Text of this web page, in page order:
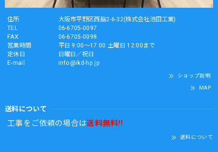
住所
大阪市平野区西脇2-6-32(株式会社池田工業)
TEL
06-6705-0097
FAX
06-6705-0098
営業時間
平日 9:00～17:00 土曜日 12:00まで
定休日
日曜日／祝日
E-mail
info@ikd-hp.jp
ショップ説明
MAP
送料について
工事をご依頼の場合は送料無料!!
送料について